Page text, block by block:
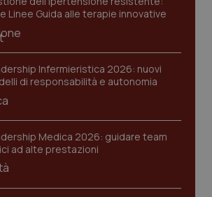
Linee Guida alle terapie innovative
Infermieristica 2026: nuovi
di responsabilità e autonomia
Medica 2026: guidare team
ad alte prestazioni
ironfish-
www.quotidianosanita.it